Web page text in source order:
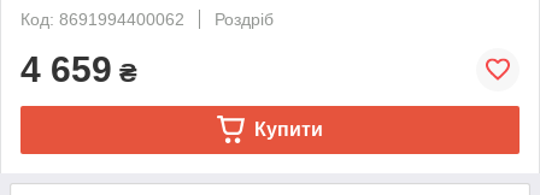
Код: 8691994400062
Роздріб
4 659 ₴
Купити